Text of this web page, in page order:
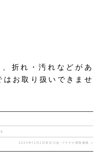
折れ・汚れなどがあ
お取り扱いできませ
2025年12月2日本日の金･プラチナ買取価格 >